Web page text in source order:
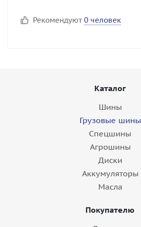
Рекомендуют 0 человек
Каталог
Шины
Грузовые шины
Спецшины
Агрошины
Диски
Аккумуляторы
Масла
Покупателю